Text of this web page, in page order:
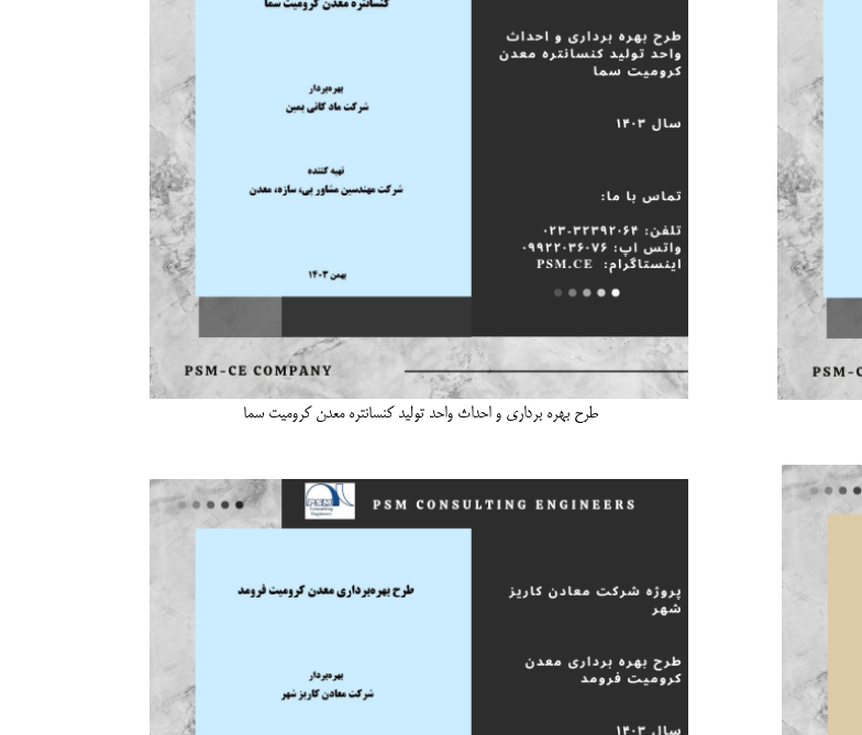
طرح بهره برداری و احداث واحد تولید کنسانتره معدن کرومیت سما